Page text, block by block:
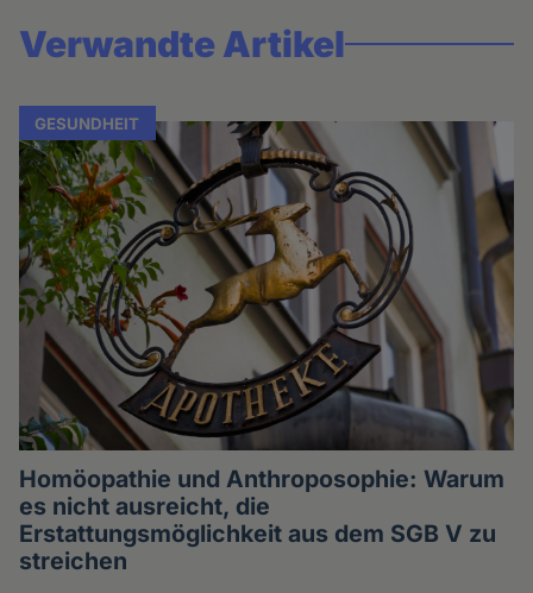
Verwandte Artikel
GESUNDHEIT
Homöopathie und Anthroposophie: Warum
es nicht ausreicht, die
Erstattungsmöglichkeit aus dem SGB V zu
streichen